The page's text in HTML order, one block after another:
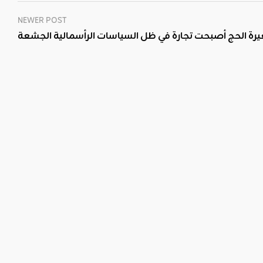
NEWER POST
الحج أصبحت تجارة في ظل السياسات الرأسمالية الجشعة